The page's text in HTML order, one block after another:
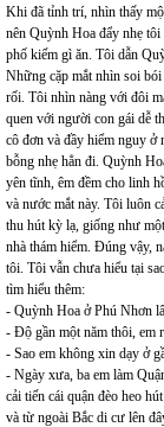
Khi đã tỉnh trí, nhìn thấy
nên Quỳnh Hoa đẩy nhẹ
phố kiếm gì ăn. Tôi dẫn
Những cặp mắt nhìn soi
rối. Tôi nhìn nàng với đôi
quen với người con gái dễ
cô đơn và đầy hiểm nguy ở
bỗng nhẹ hẳn đi. Quỳnh
yên tĩnh, êm đềm cho linh
và nước mắt này. Tôi luôn
thu hút kỳ lạ, giống như
nhà thám hiểm. Đúng vậy,
tôi. Tôi vẫn chưa hiểu tại
tìm hiểu thêm:
- Quỳnh Hoa ở Phú Nhơn
- Độ gần một năm thôi, em
- Sao em không xin dạy ở
- Ngày xưa, ba em làm
cải tiến cái quận đèo heo
và từ ngoài Bắc di cư lên